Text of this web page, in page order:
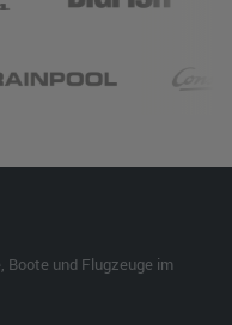
Boote und Flugzeuge im